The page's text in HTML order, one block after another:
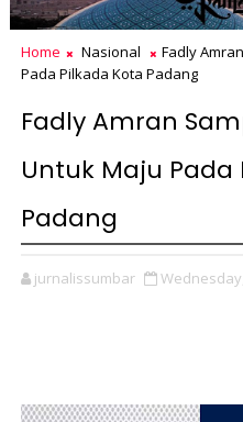
Home Nasional
Fadly
Pada Pilkada Kota Padang
Fadly Amran
Untuk Maju Pada
Padang
jurnalissumbar